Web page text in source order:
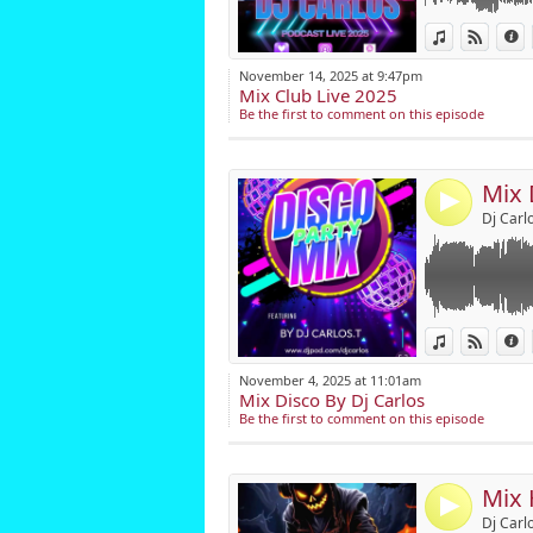
View inView
November 14, 2025 at 9:47pm
Mix Club Live 2025
Be the first to comment on this episode
4 Mix
Dj
View inView
Link:
Widget:
01-Barry White
02-The
03-Michael
05-Donna
06-The
08-Bee Gees -
09-Irene Cara -
10-Dalida -
11-Patrick
12-Sylvester -
14-Village
15-Boys Town
16-The
17-Earth, Wind
November 4, 2025 at 11:01am
Mix Disco By Dj Carlos
Be the first to comment on this episode
4 Mix
Dj
Link:
Widget: